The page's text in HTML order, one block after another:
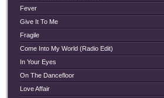
Fever
Give It To Me
Fragile
Come Into My World (Radio Edit)
In Your Eyes
On The Dancefloor
Love Affair